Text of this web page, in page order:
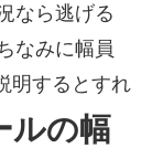
なら逃げる
なみに幅員
明するとすれ
ルの幅